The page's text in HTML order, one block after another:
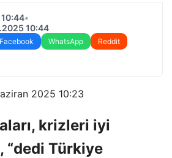
•
10:44
Facebook WhatsApp
Reddit
2025 10:23
krizleri iyi
Türkiye